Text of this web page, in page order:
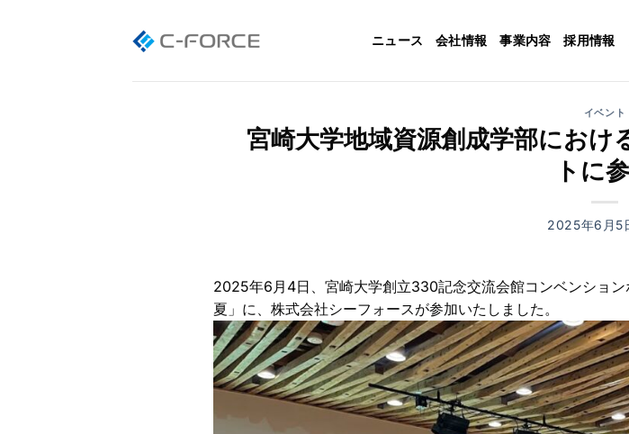
ニュース 会社情報 事業内容 採用情報
イベント
宮崎大学地域資源創成学部にお
トに
2025年6月5
2025年6月4日、宮崎大学創立330記念交流会館コンベンショ
夏」に、株式会社シーフォースが参加いたしました。